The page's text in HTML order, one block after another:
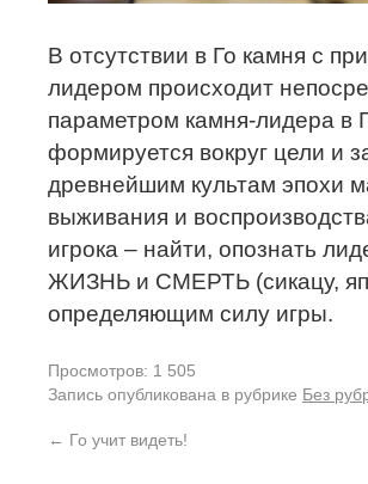
В отсутствии в Го камня с
лидером происходит
параметром камня-лидера в
формируется вокруг цели и
древнейшим культам эпохи
выживания и
игрока – найти, опознать
ЖИЗНЬ и СМЕРТЬ (сикацу,
определяющим силу игры.
Просмотров: 1 505
Запись опубликована в рубрике Без
← Го учит видеть!